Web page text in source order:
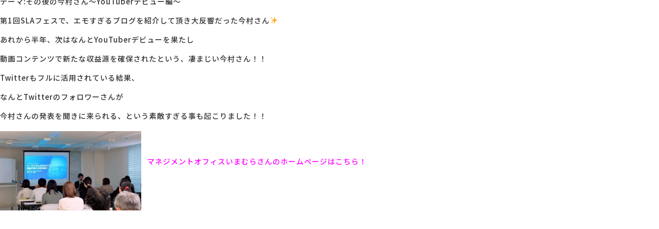
第1回SLAフェスで、エモすぎるブログを紹介して頂き大反響だった今村さん
あれから半年、次はなんとYouTuberデビューを果たし
動画コンテンツで新たな収益源を確保されたという、凄まじい今村さん！！
Twitterもフルに活用されている結果、
なんとTwitterのフォロワーさんが
今村さんの発表を聞きに来られる、という素敵すぎる事も起こりました！！
マネジメントオフィスいまむらさんのホームページはこちら！